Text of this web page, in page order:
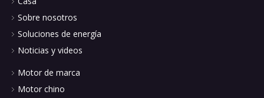
Sobre nosotros
Soluciones de energía
Noticias y videos
Motor de marca
Motor chino